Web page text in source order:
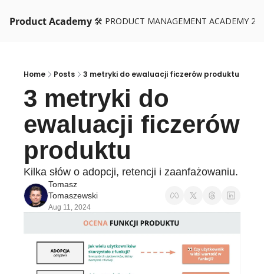
Product Academy 🛠️ PRODUCT MANAGEMENT ACADEMY 26
Home Posts 3 metryki do ewaluacji ficzerów produktu
3 metryki do
ewaluacji ficzerów
produktu
Kilka słów o adopcji, retencji i zaanfażowaniu.
Tomasz
Tomaszewski
Aug 11, 2024